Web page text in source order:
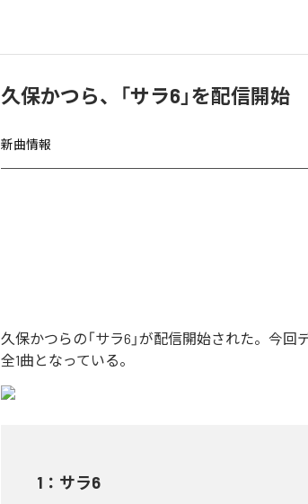
久保かつら、「サラ6」を配信開始
新曲情報
久保かつらの「サラ6」が配信開始された。今回
全1曲となっている。
1 ： サラ6